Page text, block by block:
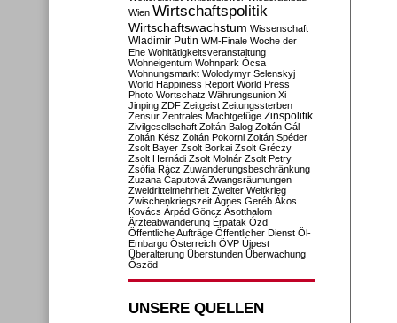
Wien Wirtschaftspolitik
Wirtschaftswachstum Wissenschaft
Wladimir Putin WM-Finale Woche der
Ehe Wohltätigkeitsveranstaltung
Wohneigentum Wohnpark Ócsa
Wohnungsmarkt Wolodymyr Selenskyj
World Happiness Report World Press
Photo Wortschatz Währungsunion Xi
Jinping ZDF Zeitgeist Zeitungssterben
Zensur Zentrales Machtgefüge Zinspolitik
Zivilgesellschaft Zoltán Balog Zoltán Gál
Zoltán Kész Zoltán Pokorni Zoltán Spéder
Zsolt Bayer Zsolt Borkai Zsolt Gréczy
Zsolt Hernádi Zsolt Molnár Zsolt Petry
Zsófia Rácz Zuwanderungsbeschränkung
Zuzana Čaputová Zwangsräumungen
Zweidrittelmehrheit Zweiter Weltkrieg
Zwischenkriegszeit Ágnes Geréb Ákos
Kovács Árpád Göncz Ásotthalom
Ärzteabwanderung Érpatak Ózd
Öffentliche Aufträge Öffentlicher Dienst Öl-
Embargo Österreich ÖVP Újpest
Überalterung Überstunden Überwachung
Őszöd
UNSERE QUELLEN